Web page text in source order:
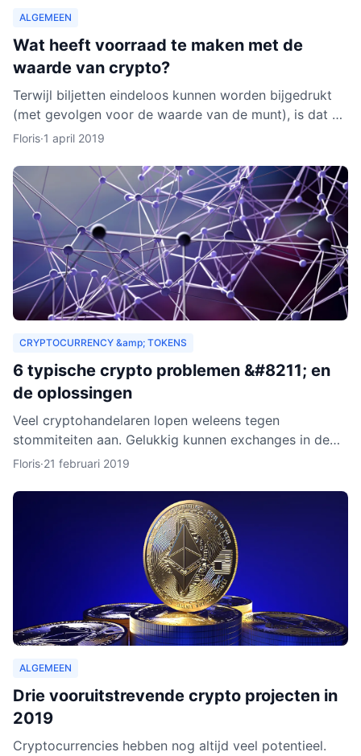
ALGEMEEN
Wat heeft voorraad te maken met de
waarde van crypto?
Terwijl biljetten eindeloos kunnen worden bijgedrukt
(met gevolgen voor de waarde van de munt), is dat bij
cryptocurrencies anders. Hoe werkt dit nu eigenlijk p
Floris·1 april 2019
CRYPTOCURRENCY &amp; TOKENS
6 typische crypto problemen &#8211; en
de oplossingen
Veel cryptohandelaren lopen weleens tegen
stommiteiten aan. Gelukkig kunnen exchanges in de
meeste gevallen helpen. Helaas zijn er ook gevallen
Floris·21 februari 2019
ALGEMEEN
Drie vooruitstrevende crypto projecten in
2019
Cryptocurrencies hebben nog altijd veel potentieel.